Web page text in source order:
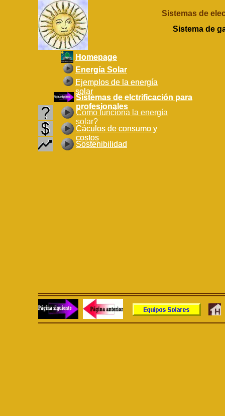
Sistemas de
Sistemas de elctrificación para
profesionales
Sistema de
Homepage
Ejemplos de la energía
solar
Energía Solar
Homepage
Ejemplos de la energía
solar
Energía Solar
Sostenibilidad
Cáculos de consumo y
costos
Sostenibilidad
Cáculos de consumo y
costos
Como funciona la energía
solar?
Sistemas de elctrificación para
profesionales